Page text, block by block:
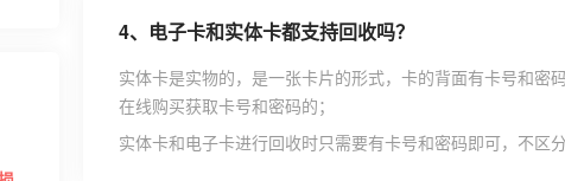
4、 电子卡和实体卡都支持回收吗？
实体卡是实物的，是一张卡片的形式，卡的背面有卡号和密
在线购买获取卡号和密码的；
实体卡和电子卡进行回收时只需要有卡号和密码即可，不区